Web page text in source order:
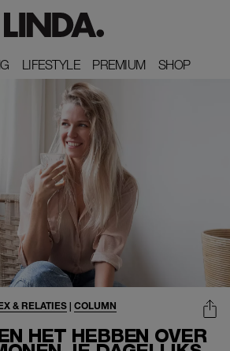
LIFESTYLE
LIFESTYLE PREMIUM
PREMIUM SHOP
SHOP
HET HEBBEN OVER
& RELATIES| COLUMN